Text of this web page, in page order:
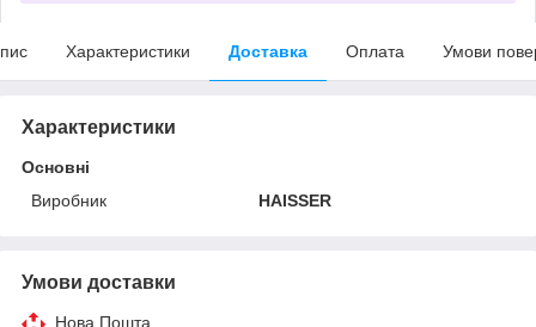
Характеристики Доставка Оплата Умови
Характеристики
Основні
Виробник
HAISSER
Умови доставки
Нова Пошта